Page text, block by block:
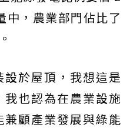
中，農業部門佔比了
於屋頂，我想這是
也認為在農業設施
顧產業發展與綠能